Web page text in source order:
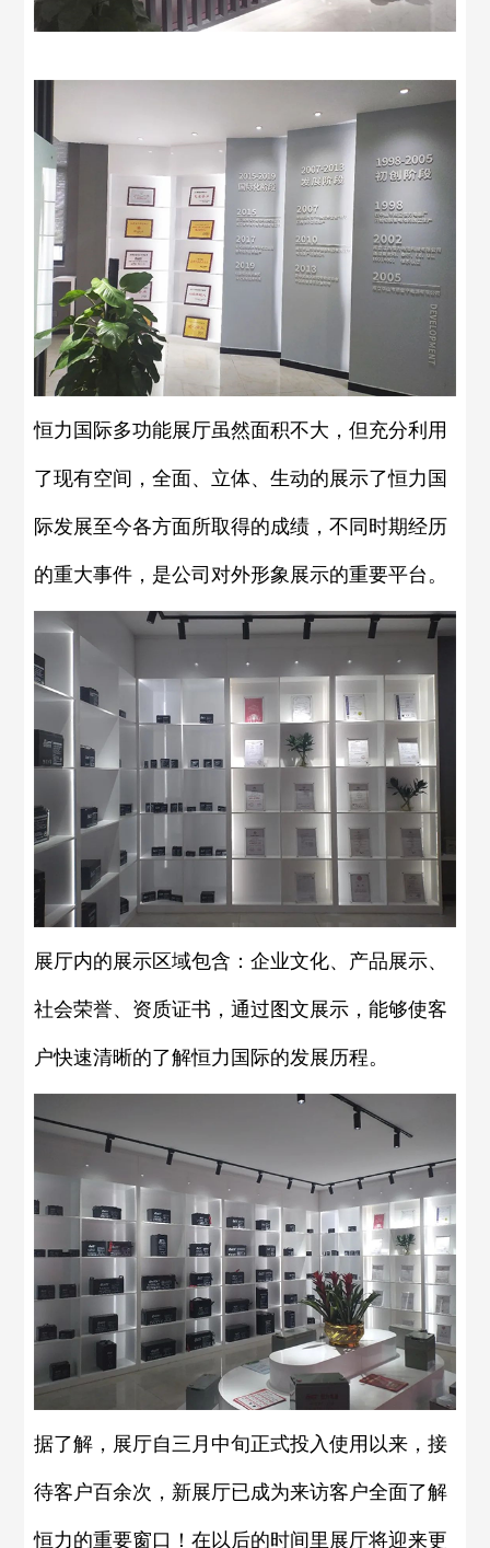
恒力国际多功能展厅虽然面积不大，但充分利用
了现有空间，全面、立体、生动的展示了恒力国
际发展至今各方面所取得的成绩，不同时期经历
的重大事件，是公司对外形象展示的重要平台。
展厅内的展示区域包含：企业文化、产品展示、
社会荣誉、资质证书，通过图文展示，能够使客
户快速清晰的了解恒力国际的发展历程。
据了解，展厅自三月中旬正式投入使用以来，接
待客户百余次，新展厅已成为来访客户全面了解
恒力的重要窗口！在以后的时间里展厅将迎来更